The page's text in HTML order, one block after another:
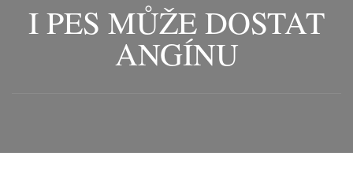
I PES MŮŽE DOSTAT
ANGÍNU